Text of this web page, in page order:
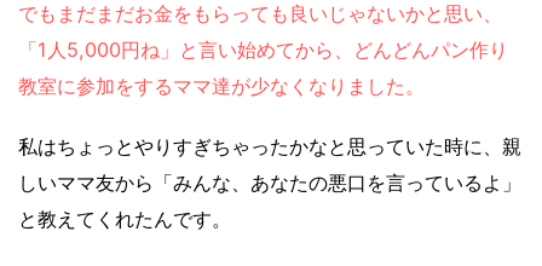
でもまだまだお金をもらっても良いじゃないかと思い、
「1人5,000円ね」と言い始めてから、どんどんパン作り
教室に参加をするママ達が少なくなりました。
私はちょっとやりすぎちゃったかなと思っていた時に、親
しいママ友から「みんな、あなたの悪口を言っているよ」
と教えてくれたんです。